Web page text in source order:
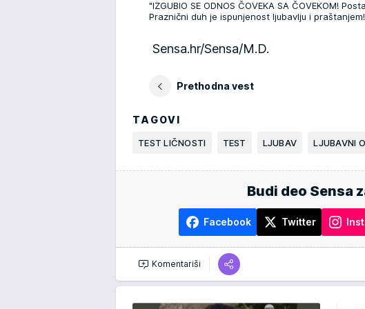
"IZGUBIO SE ODNOS ČOVEKA SA ČOVEKOM!
Praznični duh je ispunjenost ljubavlju i praštanjem!
Sensa.hr/Sensa/M.D.
Prethodna vest
TAGOVI
TEST LIČNOSTI TEST LJUBAV LJUBAVNI
Budi deo Sensa
Facebook Twitter
Komentariši